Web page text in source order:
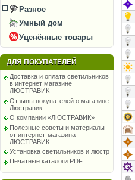
Разное
Умный дом
Уценённые товары
ДЛЯ ПОКУПАТЕЛЕЙ
Доставка и оплата светильников
в интернет магазине
ЛЮСТРАВИК
Отзывы покупателей о магазине
Люстравик
О компании «ЛЮСТРАВИК»
Полезные советы и материалы
от интернет-магазина
ЛЮСТРАВИК
Установка светильников и люстр
Печатные каталоги PDF